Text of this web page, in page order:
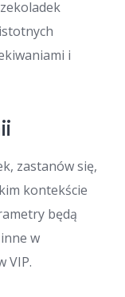
i
zastanów się,
kontekście
będą
w
VIP.